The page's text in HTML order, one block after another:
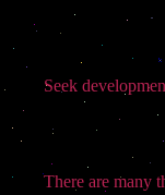
Seek
There are many